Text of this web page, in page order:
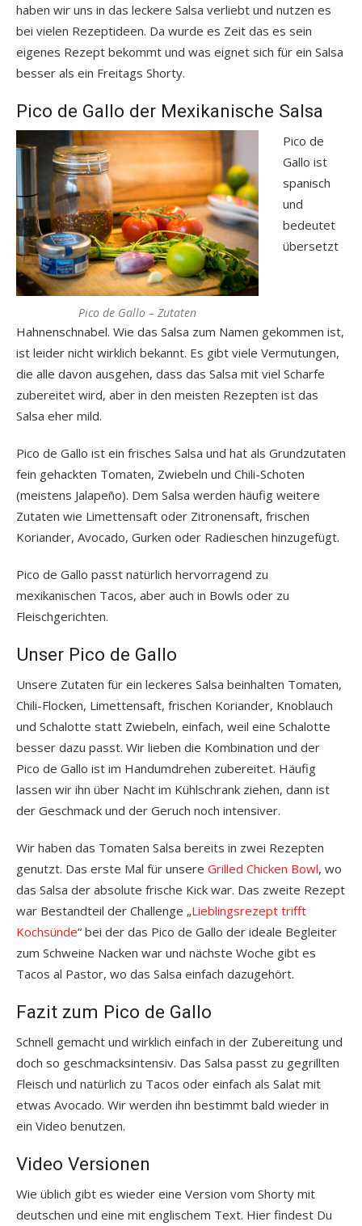
haben wir uns in das leckere Salsa verliebt und nutzen es
bei vielen Rezeptideen. Da wurde es Zeit das es sein
eigenes Rezept bekommt und was eignet sich für ein Salsa
besser als ein Freitags Shorty.
Pico de Gallo der Mexikanische Salsa
Pico de Gallo – Zutaten
Pico de
Gallo ist
spanisch
und
bedeutet
übersetzt
Hahnenschnabel. Wie das Salsa zum Namen gekommen ist,
ist leider nicht wirklich bekannt. Es gibt viele Vermutungen,
die alle davon ausgehen, dass das Salsa mit viel Scharfe
zubereitet wird, aber in den meisten Rezepten ist das
Salsa eher mild.
Pico de Gallo ist ein frisches Salsa und hat als Grundzutaten
fein gehackten Tomaten, Zwiebeln und Chili-Schoten
(meistens Jalapeño). Dem Salsa werden häufig weitere
Zutaten wie Limettensaft oder Zitronensaft, frischen
Koriander, Avocado, Gurken oder Radieschen hinzugefügt.
Pico de Gallo passt natürlich hervorragend zu
mexikanischen Tacos, aber auch in Bowls oder zu
Fleischgerichten.
Unser Pico de Gallo
Unsere Zutaten für ein leckeres Salsa beinhalten Tomaten,
Chili-Flocken, Limettensaft, frischen Koriander, Knoblauch
und Schalotte statt Zwiebeln, einfach, weil eine Schalotte
besser dazu passt. Wir lieben die Kombination und der
Pico de Gallo ist im Handumdrehen zubereitet. Häufig
lassen wir ihn über Nacht im Kühlschrank ziehen, dann ist
der Geschmack und der Geruch noch intensiver.
Wir haben das Tomaten Salsa bereits in zwei Rezepten
genutzt. Das erste Mal für unsere Grilled Chicken Bowl, wo
das Salsa der absolute frische Kick war. Das zweite Rezept
war Bestandteil der Challenge „Lieblingsrezept trifft
Kochsünde“ bei der das Pico de Gallo der ideale Begleiter
zum Schweine Nacken war und nächste Woche gibt es
Tacos al Pastor, wo das Salsa einfach dazugehört.
Fazit zum Pico de Gallo
Schnell gemacht und wirklich einfach in der Zubereitung und
doch so geschmacksintensiv. Das Salsa passt zu gegrillten
Fleisch und natürlich zu Tacos oder einfach als Salat mit
etwas Avocado. Wir werden ihn bestimmt bald wieder in
ein Video benutzen.
Video Versionen
Wie üblich gibt es wieder eine Version vom Shorty mit
deutschen und eine mit englischem Text. Hier findest Du